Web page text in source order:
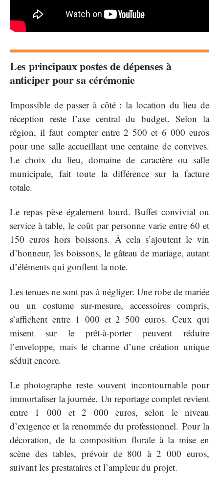
Les principaux postes de dépenses à
anticiper pour sa cérémonie
Impossible de passer à côté : la location du lieu de
réception reste l’axe central du budget. Selon la
région, il faut compter entre 2 500 et 6 000 euros
pour une salle accueillant une centaine de convives.
Le choix du lieu, domaine de caractère ou salle
municipale, fait toute la différence sur la facture
totale.
Le repas pèse également lourd. Buffet convivial ou
service à table, le coût par personne varie entre 60 et
150 euros hors boissons. À cela s’ajoutent le vin
d’honneur, les boissons, le gâteau de mariage, autant
d’éléments qui gonflent la note.
Les tenues ne sont pas à négliger. Une robe de mariée
ou un costume sur-mesure, accessoires compris,
s’affichent entre 1 000 et 2 500 euros. Ceux qui
misent sur le prêt-à-porter peuvent réduire
l’enveloppe, mais le charme d’une création unique
séduit encore.
Le photographe reste souvent incontournable pour
immortaliser la journée. Un reportage complet revient
entre 1 000 et 2 000 euros, selon le niveau
d’exigence et la renommée du professionnel. Pour la
décoration, de la composition florale à la mise en
scène des tables, prévoir de 800 à 2 000 euros,
suivant les prestataires et l’ampleur du projet.